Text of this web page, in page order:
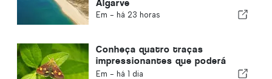
Algarve
Em - há 23 horas
Conheça quatro traças
impressionantes que poderá
avistar no seu jardim
Em - há 1 dia